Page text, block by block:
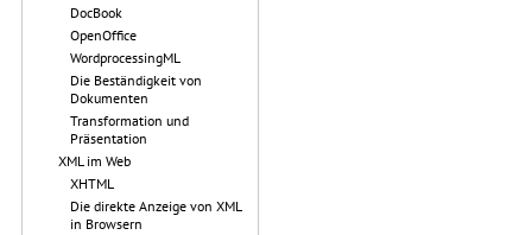
DocBook
OpenOffice
WordprocessingML
Die Beständigkeit von
Dokumenten
Transformation und
Präsentation
XML im Web
XHTML
Die direkte Anzeige von XML
in Browsern